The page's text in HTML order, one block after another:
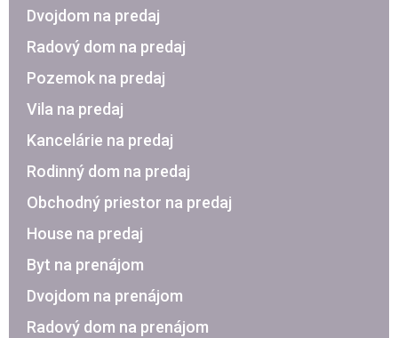
Dvojdom na predaj
Radový dom na predaj
Pozemok na predaj
Vila na predaj
Kancelárie na predaj
Rodinný dom na predaj
Obchodný priestor na predaj
House na predaj
Byt na prenájom
Dvojdom na prenájom
Radový dom na prenájom